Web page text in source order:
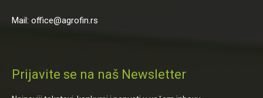
Mail: office@agrofin.rs
Prijavite se na naš Newsletter